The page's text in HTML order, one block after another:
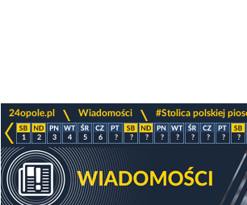
24opole.pl Wiadomości #Stolica polskiej
1 2 3 4 5 6 ? ? ? ? ? ? ? ? ?